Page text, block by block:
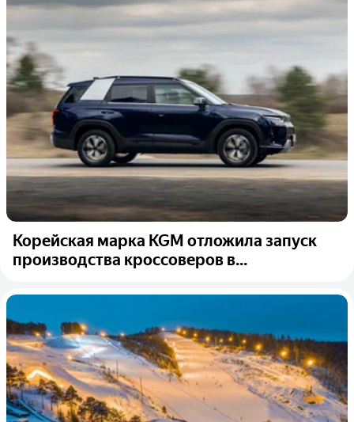
Корейская марка KGM отложила запуск
производства кроссоверов в...